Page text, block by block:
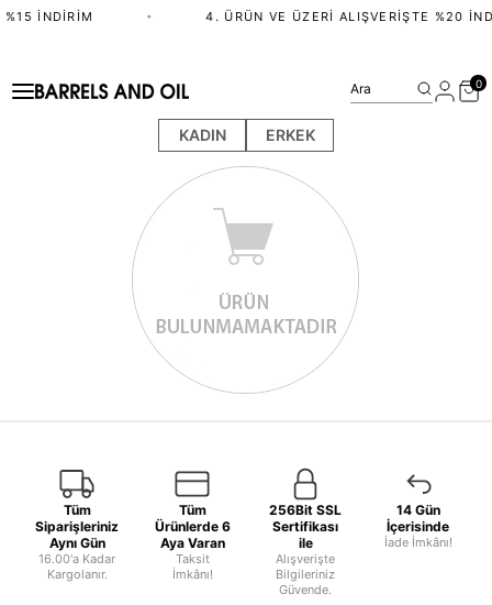
İNDIRIM • 4. ÜRÜN VE ÜZERI ALIŞVERIŞTE %20
KADIN ERKEK
Ara 0
Tüm
Siparişleriniz
Aynı Gün
16.00'a Kadar
Kargolanır.
Tüm
Ürünlerde 6
Aya Varan
Taksit
İmkânı!
256Bit SSL
Sertifikası
ile
Alışverişte
Bilgileriniz
Güvende.
14 Gün
İçerisinde
İade İmkânı!